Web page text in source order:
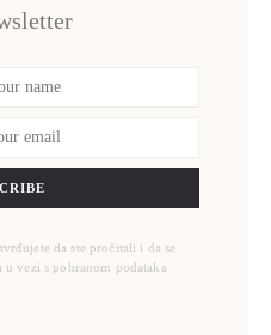
da ste pročitali i da se
u vezi s pohranom podataka